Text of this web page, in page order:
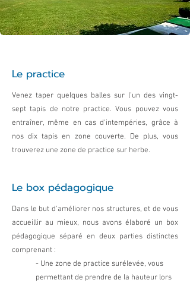
Le practice
Venez taper quelques balles sur l'un des vingt-
sept tapis de notre practice. Vous pouvez vous
entraîner, même en cas d'intempéries, grâce à
nos dix tapis en zone couverte. De plus, vous
trouverez une zone de practice sur herbe.
Le box pédagogique
Dans le but d'améliorer nos structures, et de vous
accueillir au mieux, nous avons élaboré un box
pédagogique séparé en deux parties distinctes
comprenant :
- Une zone de practice surélevée, vous
permettant de prendre de la hauteur lors